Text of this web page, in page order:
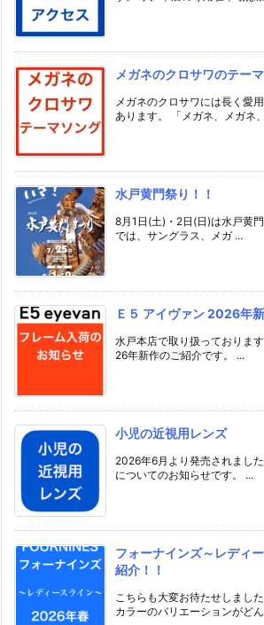
メガネのクロサワのテー
メガネのクロサワには長く愛
あります。 「メガネ、メガネ
水戸黄門祭り！！
8月1日(土)・2日(日)は水戸黄
では、サングラス、メガ ...
Ｅ５ アイヴァン 2026年
水戸本店で取り扱っておりま
26年新作のご紹介です。 ...
小児の近視用レンズ
2026年6月より発売されまし
についてのお知らせです。 ...
フォーナインズ～レディ
紹介！！
こちらも大変お待たせしまし
カラーのバリエーションがど